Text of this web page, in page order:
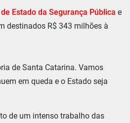
Estado da Segurança Pública e
destinados R$ 343 milhões à
de Santa Catarina. Vamos
em queda e o Estado seja
de um intenso trabalho das